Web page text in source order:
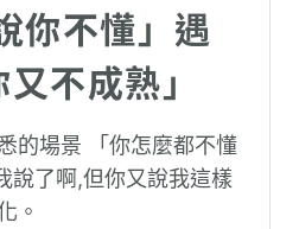
你不懂」遇
不成熟」
的場景 「你怎麼都不懂
說了啊,但你又說我這樣
。